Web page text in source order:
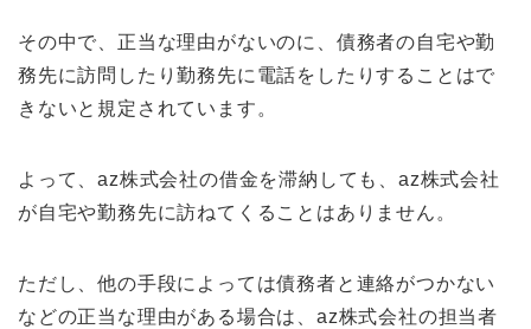
その中で、正当な理由がないのに、債務者の自宅や勤
務先に訪問したり勤務先に電話をしたりすることはで
きないと規定されています。
よって、az株式会社の借金を滞納しても、az株式会社
が自宅や勤務先に訪ねてくることはありません。
ただし、他の手段によっては債務者と連絡がつかない
などの正当な理由がある場合は、az株式会社の担当者